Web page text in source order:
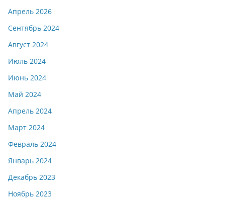
Апрель 2026
Сентябрь 2024
Август 2024
Июль 2024
Июнь 2024
Май 2024
Апрель 2024
Март 2024
Февраль 2024
Январь 2024
Декабрь 2023
Ноябрь 2023